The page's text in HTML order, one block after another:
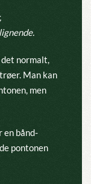
normalt,
Man kan
men
en bånd-
pontonen